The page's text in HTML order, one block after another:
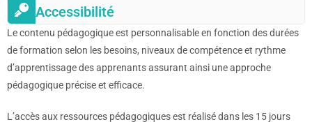
Accessibilité
Le contenu pédagogique est personnalisable en fonction des durées
de formation selon les besoins, niveaux de compétence et rythme
d’apprentissage des apprenants assurant ainsi une approche
pédagogique précise et efficace.
L’accès aux ressources pédagogiques est réalisé dans les 15 jours